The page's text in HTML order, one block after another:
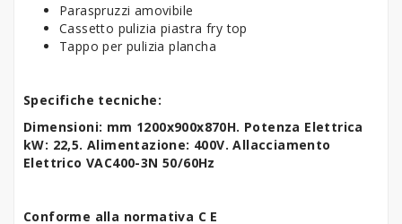
Paraspruzzi amovibile
Cassetto pulizia piastra fry top
Tappo per pulizia plancha
Specifiche tecniche:
Dimensioni: mm 1200x900x870H. Potenza Elettrica
kW: 22,5. Alimentazione: 400V. Allacciamento
Elettrico VAC400-3N 50/60Hz
Conforme alla normativa C E